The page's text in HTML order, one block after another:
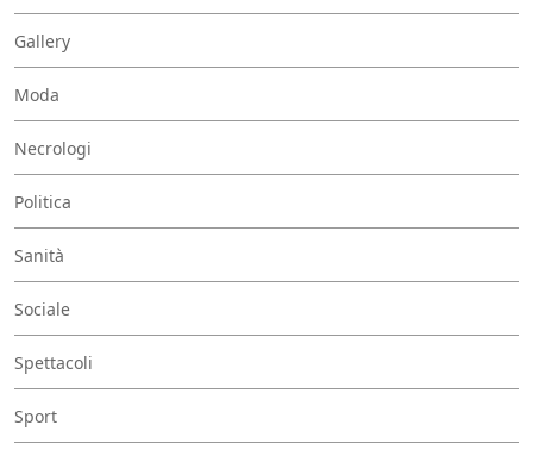
Gallery
Moda
Necrologi
Politica
Sanità
Sociale
Spettacoli
Sport